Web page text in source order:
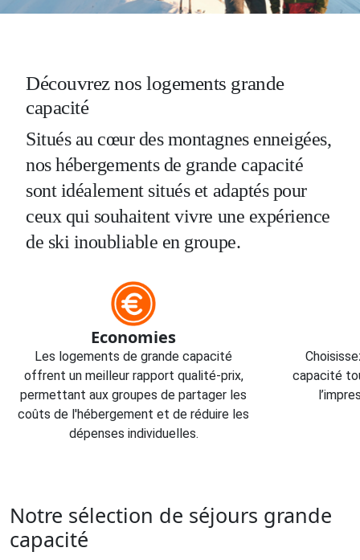
Découvrez nos logements grande
capacité
Situés au cœur des montagnes enneigées,
nos hébergements de grande capacité
sont idéalement situés et adaptés pour
ceux qui souhaitent vivre une expérience
de ski inoubliable en groupe.
Economies
Les logements de grande capacité
offrent un meilleur rapport qualité-prix,
permettant aux groupes de partager les
coûts de l'hébergement et de réduire les
dépenses individuelles.
capacité
Notre sélection de séjours grande
capacité